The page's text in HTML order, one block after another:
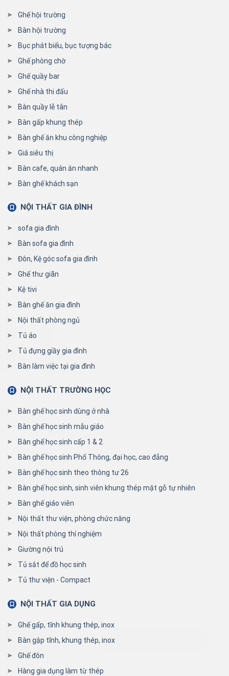
Ghế hội trường
Bàn hội trường
Bục phát biểu, bục tượng bác
Ghế phòng chờ
Ghế quầy bar
Ghế nhà thi đấu
Bàn quầy lễ tân
Bàn gấp khung thép
Bàn ghế ăn khu công nghiệp
Giá siêu thị
Bàn cafe, quán ăn nhanh
Bàn ghế khách sạn
NỘI THẤT GIA ĐÌNH
sofa gia đình
Bàn sofa gia đình
Đôn, Kệ góc sofa gia đình
Ghế thư giãn
Kệ tivi
Bàn ghế ăn gia đình
Nội thất phòng ngủ
Tủ áo
Tủ đựng giầy gia đình
Bàn làm việc tại gia đình
NỘI THẤT TRƯỜNG HỌC
Bàn ghế học sinh dùng ở nhà
Bàn ghế học sinh mẫu giáo
Bàn ghế học sinh cấp 1 & 2
Bàn ghế học sinh Phổ Thông, đại học, cao đẳng
Bàn ghế học sinh theo thông tư 26
Bàn ghế học sinh, sinh viên khung thép mặt gỗ tự nhiên
Bàn ghế giáo viên
Nội thất thư viện, phòng chức năng
Nội thất phòng thí nghiệm
Giường nội trú
Tủ sắt để đồ học sinh
Tủ thư viện - Compact
NỘI THẤT GIA DỤNG
Ghế gấp, tĩnh khung thép, inox
Bàn gập tĩnh, khung thép, inox
Ghế đôn
Hàng gia dụng làm từ thép